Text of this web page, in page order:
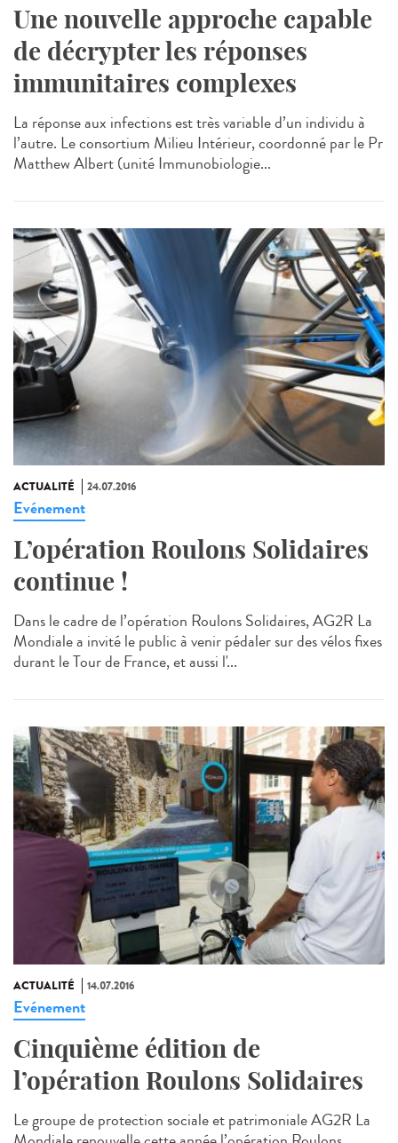
Une nouvelle approche capable
de décrypter les réponses
immunitaires complexes
La réponse aux infections est très variable d’un individu à
l’autre. Le consortium Milieu Intérieur, coordonné par le Pr
Matthew Albert (unité Immunobiologie...
ACTUALITÉ 24.07.2016
Evénement
L’opération Roulons Solidaires
continue !
Dans le cadre de l’opération Roulons Solidaires, AG2R La
Mondiale a invité le public à venir pédaler sur des vélos fixes
durant le Tour de France, et aussi l'...
ACTUALITÉ 14.07.2016
Evénement
Cinquième édition de
l’opération Roulons Solidaires
Le groupe de protection sociale et patrimoniale AG2R La